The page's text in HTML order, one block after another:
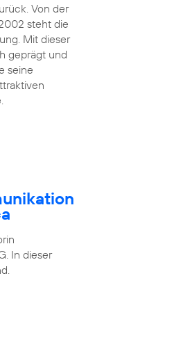
Von der
steht die
Mit dieser
geprägt und
seine
In dieser